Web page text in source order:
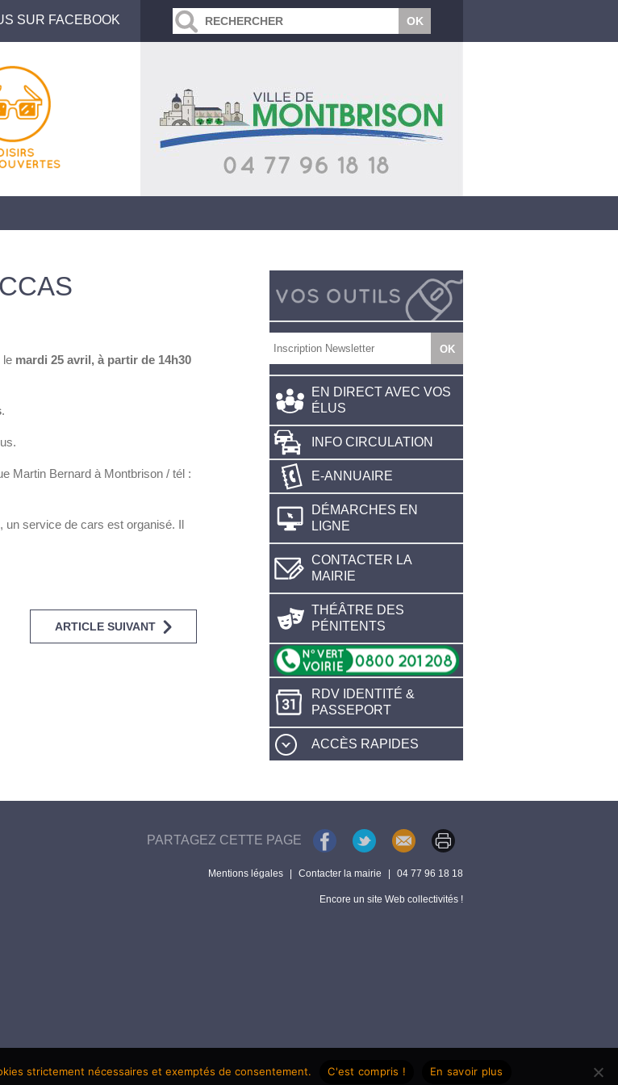
SUR FACEBOOK
le mardi 25 avril, à partir de 14h30
.
Martin Bernard à Montbrison / tél :
un service de cars est organisé. Il
ARTICLE SUIVANT
EN DIRECT AVEC VOS
ÉLUS
INFO CIRCULATION
E-ANNUAIRE
DÉMARCHES EN
LIGNE
CONTACTER LA
MAIRIE
THÉÂTRE DES
PÉNITENTS
RDV IDENTITÉ &
PASSEPORT
ACCÈS RAPIDES
PARTAGEZ CETTE PAGE
Mentions légales Contacter la mairie 04 77 96 18 18
Encore un site Web collectivités !
strictement nécessaires et exemptés de consentement. C'est compris ! En savoir plus